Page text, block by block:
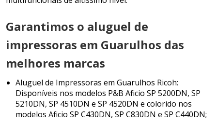
Garantimos o aluguel de
impressoras em Guarulhos das
melhores marcas
Aluguel de Impressoras em Guarulhos Ricoh:
Disponíveis nos modelos P&B Aficio SP 5200DN, SP
5210DN, SP 4510DN e SP 4520DN e colorido nos
modelos Aficio SP C430DN, SP C830DN e SP C440DN;